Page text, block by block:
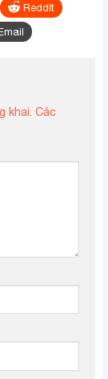
ReddIt
khai. Các